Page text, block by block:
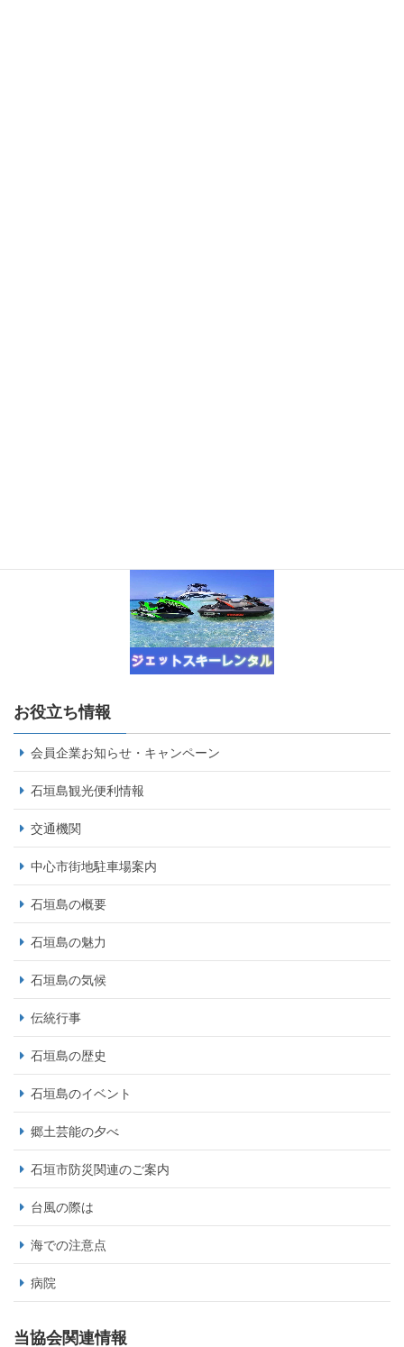
お役立ち情報
会員企業お知らせ・キャンペーン
石垣島観光便利情報
交通機関
中心市街地駐車場案内
石垣島の概要
石垣島の魅力
石垣島の気候
伝統行事
石垣島の歴史
石垣島のイベント
郷土芸能の夕べ
石垣市防災関連のご案内
台風の際は
海での注意点
病院
当協会関連情報